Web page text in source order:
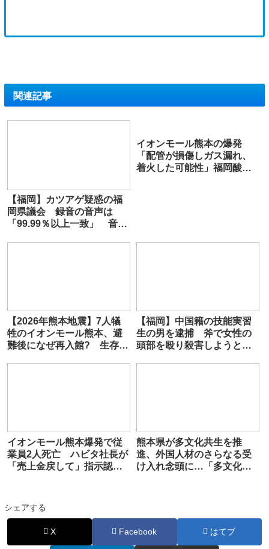
関連記事
【福岡】カツアゲ疑惑の福
岡県議会 録音の音声は
「99.99％以上一致」 音声
イオンモール熊本の爆発
「配管が損傷しガス漏れ、
着火した可能性」福岡酸
【2026年熊本地震】7人犠
牲のイオンモール熊本、避
難後になぜ再入館? 生存し
【福岡】中国籍の技能実習
生の男を逮捕 斧で女性の
頭部を殴り殺害しようとし
イオンモール熊本爆発で従
業員2人死亡 ハビタ社長が
「売上金戻して」指示認め
熊本県が多文化共生を推
進、外国人材のさらなる受
け入れ念頭に…「多文化共
シェアする
X Facebook はてブ